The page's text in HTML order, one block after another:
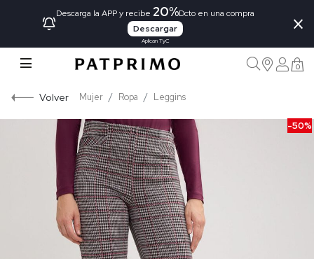
Descarga la APP y recibe 20%Dcto en una compra
Descargar
Aplican TyC
×
0
Volver Mujer Ropa Leggins
-50%